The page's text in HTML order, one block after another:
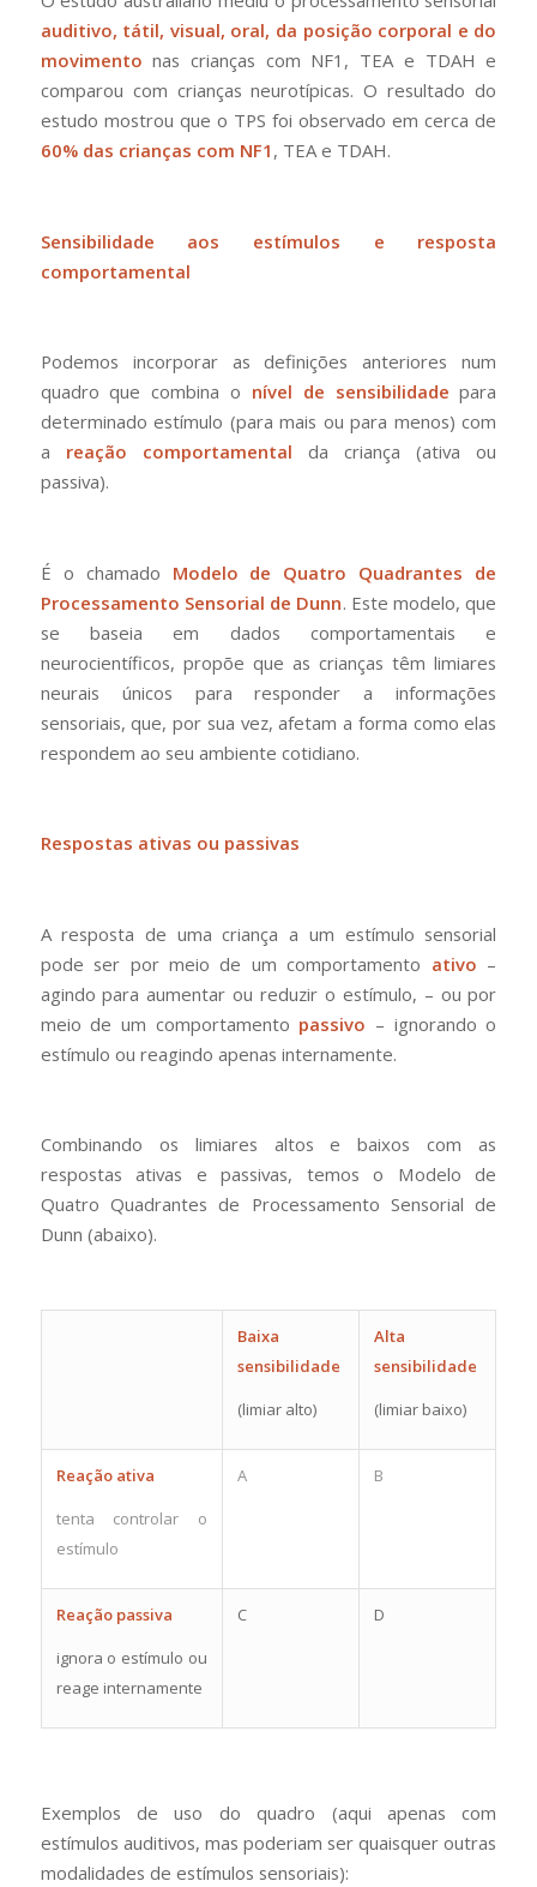
auditivo, tátil, visual, oral, da posição corporal e do
movimento nas crianças com NF1, TEA e TDAH e
comparou com crianças neurotípicas. O resultado do
estudo mostrou que o TPS foi observado em cerca de
60% das crianças com NF1 , TEA e TDAH.
Sensibilidade aos estímulos e resposta
comportamental
Podemos incorporar as definições anteriores num
quadro que combina o nível de sensibilidade para
determinado estímulo (para mais ou para menos) com
a reação comportamental da criança (ativa ou
passiva).
É o chamado Modelo de Quatro Quadrantes de
Processamento Sensorial de Dunn. Este modelo, que
se baseia em dados comportamentais e
neurocientíficos, propõe que as crianças têm limiares
neurais únicos para responder a informações
sensoriais, que, por sua vez, afetam a forma como elas
respondem ao seu ambiente cotidiano.
Respostas ativas ou passivas
A resposta de uma criança a um estímulo sensorial
pode ser por meio de um comportamento ativo –
agindo para aumentar ou reduzir o estímulo, – ou por
meio de um comportamento passivo – ignorando o
estímulo ou reagindo apenas internamente.
Combinando os limiares altos e baixos com as
respostas ativas e passivas, temos o Modelo de
Quatro Quadrantes de Processamento Sensorial de
Dunn (abaixo).
Baixa
sensibilidade
(limiar alto)
Alta
sensibilidade
(limiar baixo)
Reação ativa
tenta controlar o
estímulo
A B
Reação passiva
ignora o estímulo ou
reage internamente
C D
Exemplos de uso do quadro (aqui apenas com
estímulos auditivos, mas poderiam ser quaisquer outras
modalidades de estímulos sensoriais):